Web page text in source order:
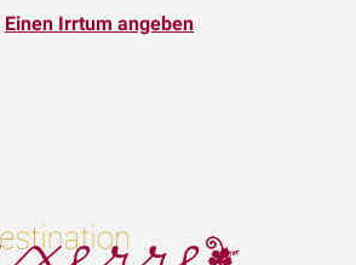
Einen Irrtum angeben